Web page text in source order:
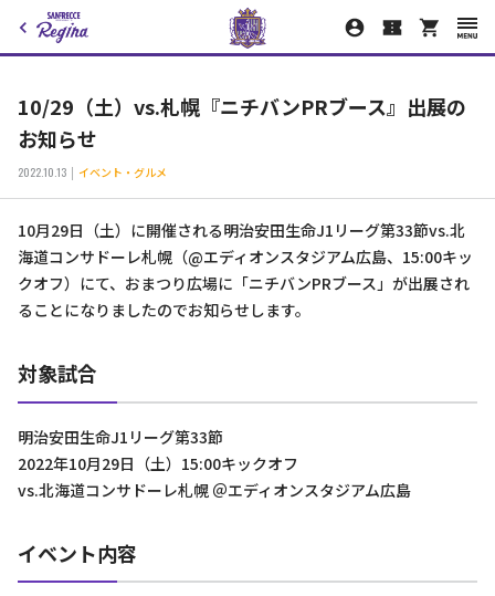
10/29（土）vs.札幌『ニチバンPRブース』出展の
お知らせ
2022.10.13 イベント・グルメ
10月29日（土）に開催される明治安田生命J1リーグ第33節vs.北
海道コンサドーレ札幌（@エディオンスタジアム広島、15:00キッ
クオフ）にて、おまつり広場に「ニチバンPRブース」が出展され
ることになりましたのでお知らせします。
対象試合
明治安田生命J1リーグ第33節
2022年10月29日（土）15:00キックオフ
vs.北海道コンサドーレ札幌 ＠エディオンスタジアム広島
イベント内容